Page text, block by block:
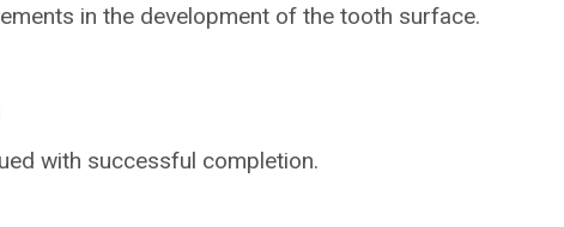
in the development of the tooth surface.
with successful completion.